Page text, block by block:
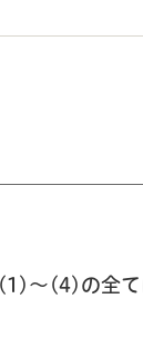
～(4)の全